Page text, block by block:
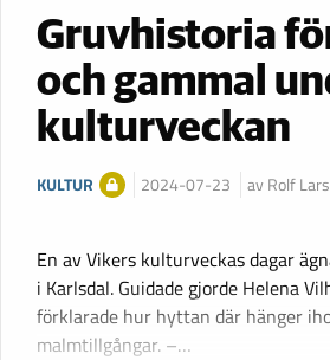
Gruvhistoria
och gammal
kulturveckan
KULTUR 2024-07-23 av Rolf
En av Vikers kulturveckas dagar
i Karlsdal. Guidade gjorde Helena
förklarade hur hyttan där hänger
malmtillgångar. –…